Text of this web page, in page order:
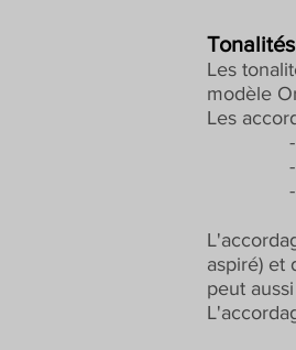
Les
modèle
Les
-
-
-
aspiré) et
peut